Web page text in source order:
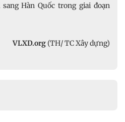
Hàn Quốc trong giai đoạn
VLXD.org (TH/ TC Xây dựng)